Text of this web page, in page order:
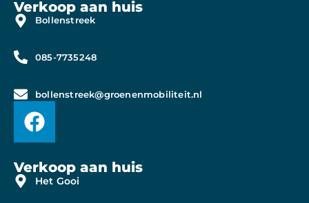
Verkoop aan huis
Bollenstreek
085-7735248
bollenstreek@groenenmobiliteit.nl
Verkoop aan huis
Het Gooi